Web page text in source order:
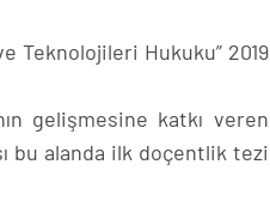
Teknolojileri Hukuku” 2019
gelişmesine katkı veren
bu alanda ilk doçentlik tezi